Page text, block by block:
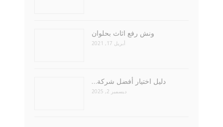
ونش رفع اثاث بحلوان
أبريل 17, 2021
دليل اختيار أفضل شركة…
ديسمبر 2, 2025